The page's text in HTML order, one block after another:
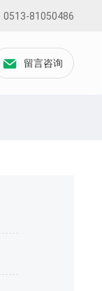
0513-81050486
留言咨询